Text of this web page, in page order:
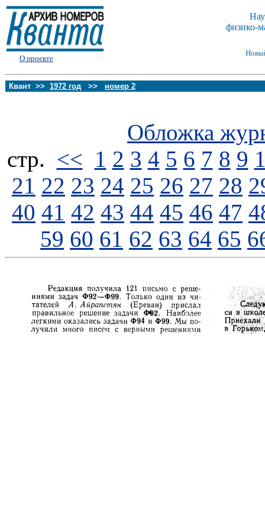
О проекте
физико-
Квант >> 1972 год >> номер 2
Обложка
стp. << 1 2 3 4 5 6 7 8 9
21 22 23 24 25 26 27 28
40 41 42 43 44 45 46 47
59 60 61 62 63 64 65